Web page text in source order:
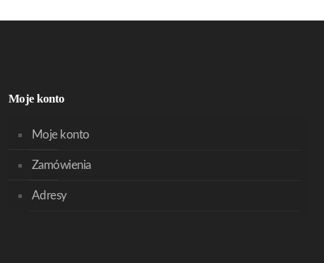
Moje konto
Moje konto
Zamówienia
Adresy